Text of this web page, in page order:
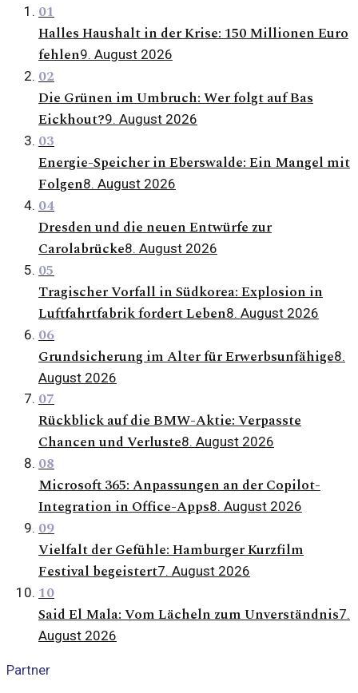
01
Halles Haushalt in der Krise: 150 Millionen Euro
fehlen9. August 2026
02
Die Grünen im Umbruch: Wer folgt auf Bas
Eickhout?9. August 2026
03
Energie-Speicher in Eberswalde: Ein Mangel mit
Folgen8. August 2026
04
Dresden und die neuen Entwürfe zur
Carolabrücke8. August 2026
05
Tragischer Vorfall in Südkorea: Explosion in
Luftfahrtfabrik fordert Leben8. August 2026
06
Grundsicherung im Alter für Erwerbsunfähige8.
August 2026
07
Rückblick auf die BMW-Aktie: Verpasste
Chancen und Verluste8. August 2026
08
Microsoft 365: Anpassungen an der Copilot-
Integration in Office-Apps8. August 2026
09
Vielfalt der Gefühle: Hamburger Kurzfilm
Festival begeistert7. August 2026
10
Said El Mala: Vom Lächeln zum Unverständnis7.
August 2026
Partner